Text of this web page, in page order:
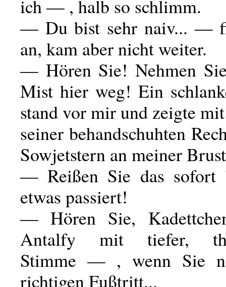
ich — , halb so schlimm.
— Du bist sehr naiv... —
an, kam aber nicht weiter.
— Hören Sie! Nehmen
Mist hier weg! Ein
stand vor mir und zeigte mit
seiner behandschuhten
Sowjetstern an meiner
— Reißen Sie das sofort
etwas passiert!
— Hören Sie,
Antalfy mit tiefer,
Stimme — , wenn Sie
richtigen Fußtritt...